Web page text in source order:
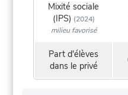
Mixité sociale
(IPS) (2024)
milieu favorisé
Part d'élèves
dans le privé